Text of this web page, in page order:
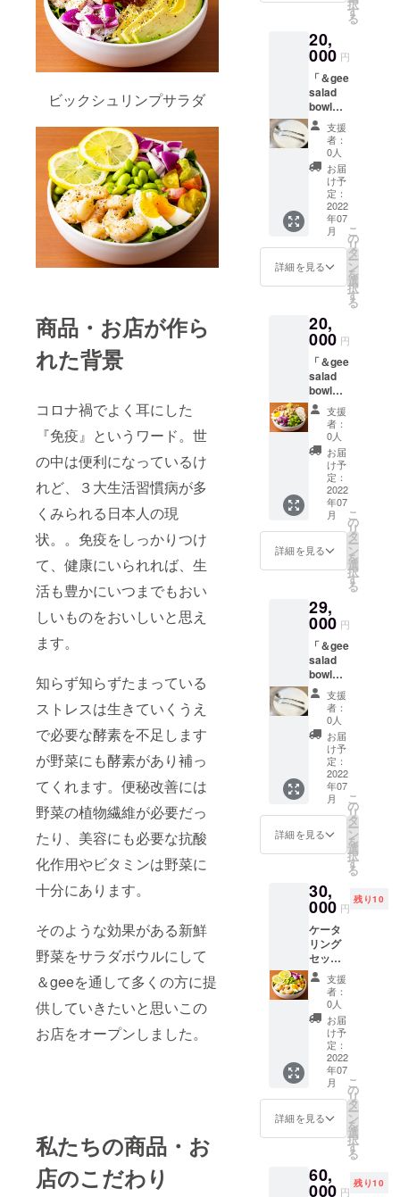
ビックシュリンプサラダ
商品・お店が作ら
れた背景
コロナ禍でよく耳にした
『免疫』というワード。世
の中は便利になっているけ
れど、３大生活習慣病が多
くみられる日本人の現
状。。免疫をしっかりつけ
て、健康にいられれば、生
活も豊かにいつまでもおい
しいものをおいしいと思え
ます。
知らず知らずたまっている
ストレスは生きていくうえ
で必要な酵素を不足します
が野菜にも酵素があり補っ
てくれます。便秘改善には
野菜の植物繊維が必要だっ
たり、美容にも必要な抗酸
化作用やビタミンは野菜に
十分にあります。
そのような効果がある新鮮
野菜をサラダボウルにして
＆geeを通して多くの方に提
供していきたいと思いこの
お店をオープンしました。
私たちの商品・お
店のこだわり
入り、
エコ
バック
をお届
けさせ
ていた
だきま
す。
「原材
料及び
添加物
等の食
品表示
はお届
け商品
のラベ
ルに表
バック
に関し
体：約
300×36
0（持ち
手含む
530）
（mm
）・持
ち手／
50×170
（mm
）・折
みマチ
／約
100（m
量：約
9L 素
材：
コット
ン
ていた
す。 ＆
geeの刻
印が
入っ
た、特
別なス
プーン
フォー
クをお
届けさ
せてい
ただき
ます。
「＆gee
salad
bowl」
ト5枚を
お届け
させて
いただ
きま
す。
※チ
ケット
は1枚
1200円
までご
利用頂
けま
す。
ドリン
クや
用可能
です。
全ての
メ
ニュー
でご利
用可能
です。
有効期
限：
2022年
7月〜
2022年
（日祝
を除く)
添加物
等の食
品表示
はお届
け商品
のラベ
ルに表
記され
ます」
スプー
ンと
フォー
クに関
して 商
品サイ
20cm
素材：
ラー：
シル
択
す
る
20,
000 円
「＆gee
salad
bowl」
野菜堪
能セッ
gee
salad
bowl」
からの
心を込
めたサ
ンクス
レター
をお届
けさせ
だきま
す。
「＆gee
salad
bowl」
で使用
する新
鮮野菜
をたっ
ぷり詰
め合わ
せでお
届けさ
せてい
ただき
ます。
「＆gee
ク入り
フェイ
スタオ
ルをお
届けさ
せてい
ただき
ます。
＆gee
の刻印
入りの
特別な
スプー
ンと
フォー
クをお
届けさ
「原材
料及び
等の食
品表示
はお届
け商品
のラベ
ルに表
記され
ます」
タオル
に関し
て 商品
サイ
34cm×
85㎝ 素
カ
ラー：
支援
者：
0人
お届
け予
定：
2022
年07
月
詳細を見る
こ
の
リ
タ
ー
ン
を
選
択
す
る
20,
000 円
「＆gee
salad
bowl」
満喫
セット
「＆gee
salad
bowl」
からの
心を込
めたサ
ンクス
レター
をお届
けさせ
ていた
す。
「＆gee
salad
bowl」
で使用
する新
鮮野菜
をたっ
ぷり詰
め合わ
せでお
届けさ
せてい
ただき
ます。
「＆gee
salad
フェイ
スタオ
ルをお
届けさ
せてい
ただき
ます。
「＆gee
salad
bowl」
からの
心を込
めたサ
ンクス
レター
をお届
けさせ
「＆gee
salad
支援
者：
0人
お届
け予
定：
2022
年07
月
詳細を見る
こ
の
リ
タ
ー
ン
を
選
択
す
る
29,
000 円
「＆gee
salad
bowl」
スペ
シャル
大満喫
セット
「＆gee
salad
bowl」
からの
心を込
めたサ
ンクス
レター
をお届
ていた
だきま
す。
「＆gee
salad
bowl」
で使用
する新
鮮野菜
をたっ
ぷり詰
め合わ
せでお
届けさ
せてい
ただき
ます。
「＆gee
のロゴ
入りの
支援
者：
0人
お届
け予
定：
2022
年07
月
詳細を見る
こ
の
リ
タ
ー
ン
を
選
択
す
る
30,
000 円
残り10
ケータ
リング
セット
（お好
きなサ
ラダボ
ウルor
サラダ
ラップ
＋ドリ
ンク）
まとめ
てお届
けする
分お得
にご利
だけま
す。
支援
者：
0人
お届
け予
定：
2022
年07
月
詳細を見る
こ
の
リ
タ
ー
ン
を
選
択
す
る
60,
000 円
残り10